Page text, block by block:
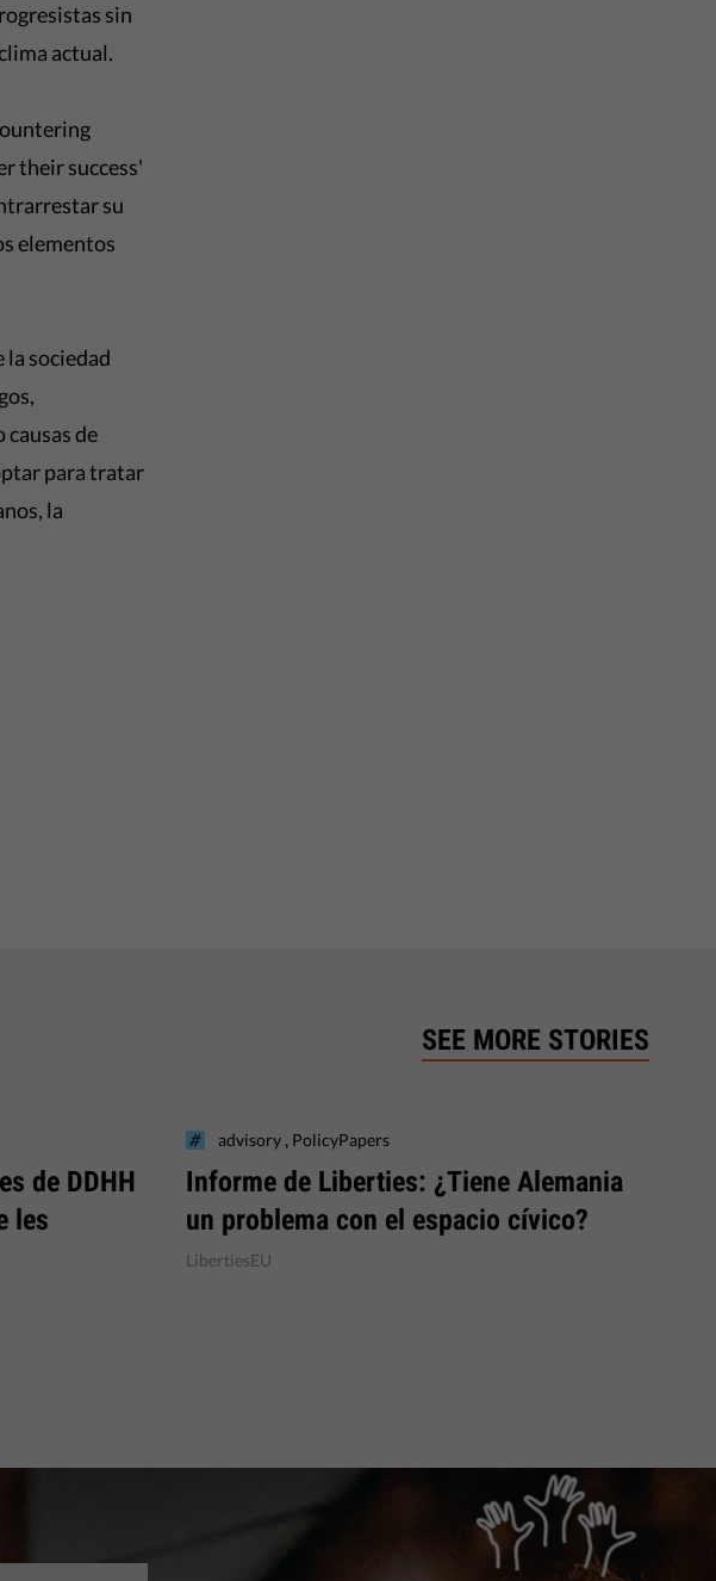
sin
actual.
their success'
su
elementos
la sociedad
de
para tratar
la
SEE MORE STORIES
de DDHH
les
advisory , PolicyPapers
Informe de Liberties: ¿Tiene Alemania
un problema con el espacio cívico?
LibertiesEU